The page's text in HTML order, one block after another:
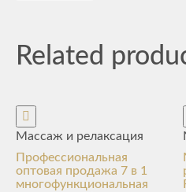
Related
Массаж и релаксация
Профессиональная
оптовая продажа 7 в 1
многофункциональная